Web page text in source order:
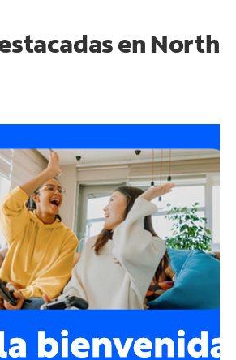
en North